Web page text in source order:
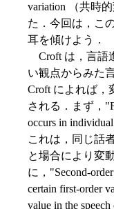
variation （共時
た．今回は，こ
耳を傾けよう．
Croft は，言語
い観点からみた
Croft によれば，
される．まず，
occurs in
これは，同じ話
と場合により変
に，"Second-
certain first-order
value in the